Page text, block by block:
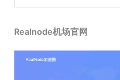
Realnode机场官网